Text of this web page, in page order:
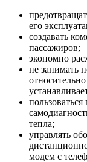
его
создавать
пассажиров;
экономно
не занимать
тепла;
управлять
модем с